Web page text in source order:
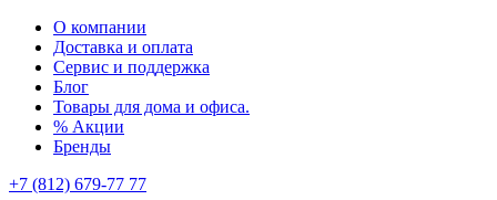
О компании
Доставка и оплата
Сервис и поддержка
Блог
Товары для дома и офиса.
% Акции
Бренды
+7 (812) 679-77 77